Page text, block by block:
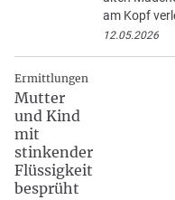
am Kopf
12.05.2026
Ermittlungen
Mutter
und Kind
mit
stinkender
Flüssigkeit
besprüht